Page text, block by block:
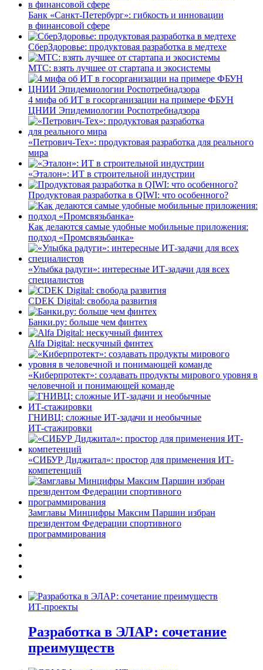
Банк «Санкт-Петербург»: гибкость и инновации
в финансовой сфере
СберЗдоровье: продуктовая разработка в медтехе
МТС: взять лучшее от стартапа и экосистемы
4 мифа об ИТ в госорганизации на примере ФБУН
ЦНИИ Эпидемиологии Роспотребнадзора
«Петрович-Тех»: продуктовая разработка для реального
мира
«Эталон»: ИТ в строительной индустрии
Продуктовая разработка в QIWI: что особенного?
Как делаются самые удобные мобильные приложения:
подход «Промсвязьбанка»
«Улыбка радуги»: интересные ИТ-задачи для всех
специалистов
CDEK Digital: свобода развития
Банки.ру: больше чем финтех
Alfa Digital: нескучный финтех
«Киберпротект»: создавать продукты мирового уровня в
человечной и понимающей команде
ГНИВЦ: сложные ИТ‑задачи и необычные
ИТ‑стажировки
«СИБУР Диджитал»: простор для применения ИТ-
компетенций
Замглавы Минцифры Максим Паршин избран
президентом Федерации спортивного
программирования
ИТ-проекты
Разработка в ЭЛАР: сочетание
преимуществ